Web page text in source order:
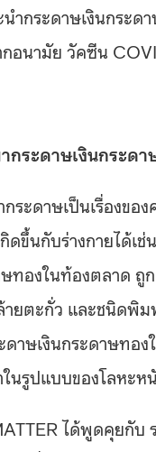
ำกระดาษเงินกระด
อนามัย วัคซีน
กระดาษเงินกระด
กระดาษเป็นเรื่องข
ดขึ้นกับร่างกายได้เช่
ทองในท้องตลาด ถู
ยตะกั่ว และชนิดพิ
ดาษเงินกระดาษทอ
นรูปแบบของโลหะห
ได้พูดคุยกับ